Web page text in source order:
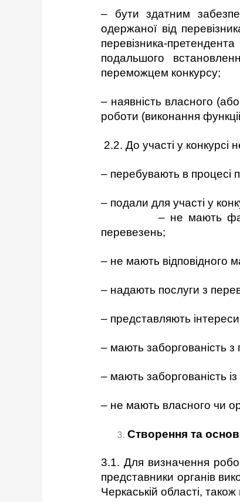
– бути здатним
одержаної від
перевізника-
подальшого
переможцем конкурсу;
– наявність власного
роботи (виконання
2.2. До участі у конкурсі
– перебувають в процесі
– подали для участі у
– не мають фахівців
перевезень;
– не мають відповідного
– надають послуги з
– представляють
– мають заборгованість
– мають заборгованість
– не мають власного чи
Створення та
3.1. Для визначення
представники органів
Черкаській області,